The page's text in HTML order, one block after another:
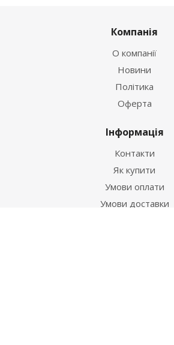
Компанія
О компанії
Новини
Політика
Оферта
Інформація
Контакти
Як купити
Умови оплати
Умови доставки